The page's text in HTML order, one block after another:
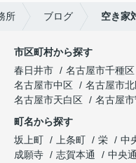
所 ブログ 空き家
市区町村から探す
春日井市
名古屋市千種区
名古屋市中区
名古屋市
名古屋市天白区
名古屋
町名から探す
坂上町
上条町 栄 中
成願寺
志賀本通
中央通